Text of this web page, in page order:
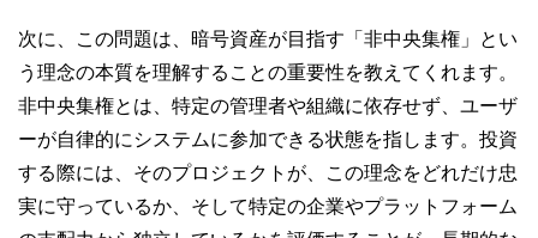
次に、この問題は、暗号資産が目指す「非中央集権」とい
う理念の本質を理解することの重要性を教えてくれます。
非中央集権とは、特定の管理者や組織に依存せず、ユーザ
ーが自律的にシステムに参加できる状態を指します。投資
する際には、そのプロジェクトが、この理念をどれだけ忠
実に守っているか、そして特定の企業やプラットフォーム